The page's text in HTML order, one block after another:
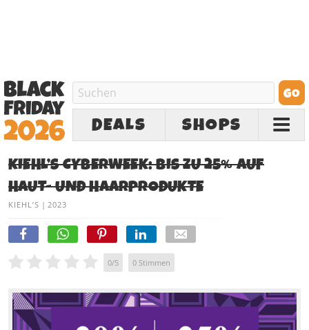
DEALS SHOPS
KIEHL’S CYBERWEEK: BIS ZU 25% AUF
HAUT- UND HAARPRODUKTE
KIEHL’S | 2023
0/5 0 Stimmen